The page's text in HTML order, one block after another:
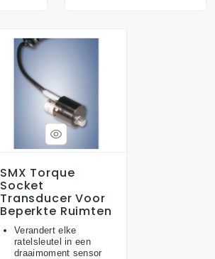
SMX Torque
Socket
Transducer Voor
Beperkte Ruimten
Verandert elke
ratelsleutel in een
draaimoment sensor